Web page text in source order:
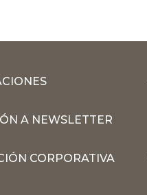
A NEWSLETTER
CORPORATIVA